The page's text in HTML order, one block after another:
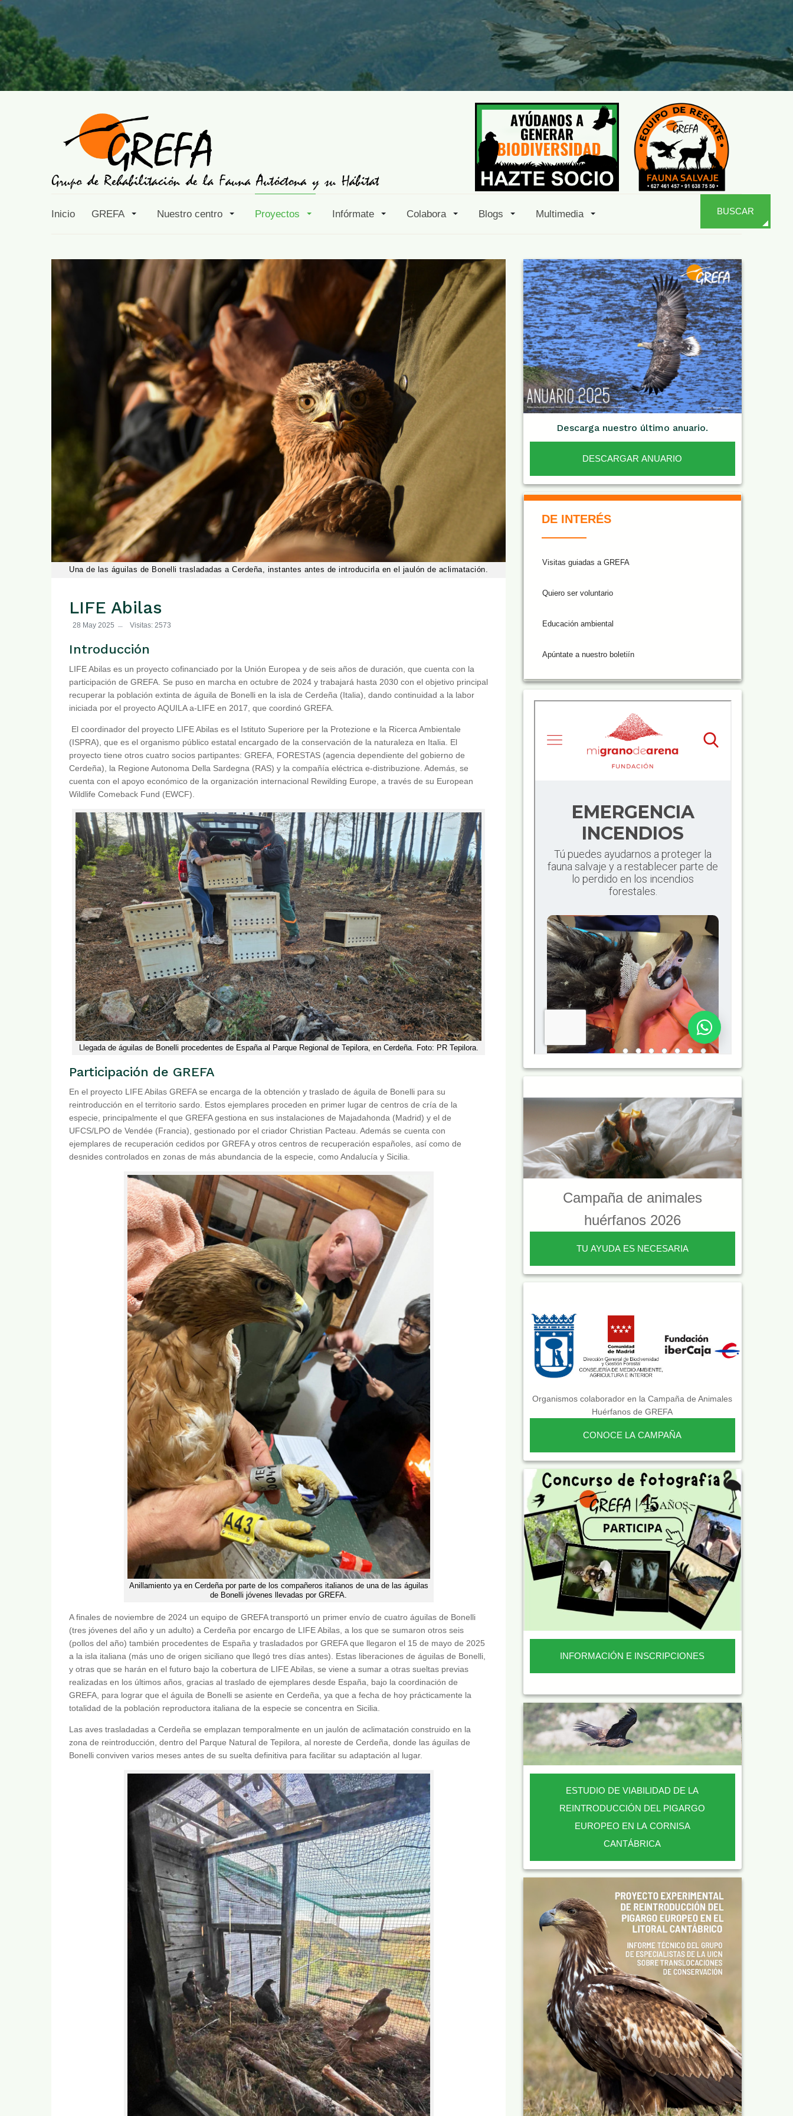
Inicio GREFA Nuestro centro Proyectos Infórmate Colabora Blogs Multimedia BUSCAR
Una de las águilas de Bonelli trasladadas a Cerdeña, instantes antes de introducirla en el jaulón de aclimatación.
LIFE Abilas
28 May 2025 Visitas: 2573
Introducción
LIFE Abilas es un proyecto cofinanciado por la Unión Europea y de seis años de duración, que cuenta con la
participación de GREFA. Se puso en marcha en octubre de 2024 y trabajará hasta 2030 con el objetivo principal
recuperar la población extinta de águila de Bonelli en la isla de Cerdeña (Italia), dando continuidad a la labor
iniciada por el proyecto AQUILA a-LIFE en 2017, que coordinó GREFA.
El coordinador del proyecto LIFE Abilas es el Istituto Superiore per la Protezione e la Ricerca Ambientale
(ISPRA), que es el organismo público estatal encargado de la conservación de la naturaleza en Italia. El
proyecto tiene otros cuatro socios partipantes: GREFA, FORESTAS (agencia dependiente del gobierno de
Cerdeña), la Regione Autonoma Della Sardegna (RAS) y la compañía eléctrica e-distribuzione. Además, se
cuenta con el apoyo económico de la organización internacional Rewilding Europe, a través de su European
Wildlife Comeback Fund (EWCF).
Llegada de águilas de Bonelli procedentes de España al Parque Regional de Tepilora, en Cerdeña. Foto: PR Tepilora.
Participación de GREFA
En el proyecto LIFE Abilas GREFA se encarga de la obtención y traslado de águila de Bonelli para su
reintroducción en el territorio sardo. Estos ejemplares proceden en primer lugar de centros de cría de la
especie, principalmente el que GREFA gestiona en sus instalaciones de Majadahonda (Madrid) y el de
UFCS/LPO de Vendée (Francia), gestionado por el criador Christian Pacteau. Además se cuenta con
ejemplares de recuperación cedidos por GREFA y otros centros de recuperación españoles, así como de
desnides controlados en zonas de más abundancia de la especie, como Andalucía y Sicilia.
Anillamiento ya en Cerdeña por parte de los compañeros italianos de una de las águilas
de Bonelli jóvenes llevadas por GREFA.
A finales de noviembre de 2024 un equipo de GREFA transportó un primer envío de cuatro águilas de Bonelli
(tres jóvenes del año y un adulto) a Cerdeña por encargo de LIFE Abilas, a los que se sumaron otros seis
(pollos del año) también procedentes de España y trasladados por GREFA que llegaron el 15 de mayo de 2025
a la isla italiana (más uno de origen siciliano que llegó tres días antes). Estas liberaciones de águilas de Bonelli,
y otras que se harán en el futuro bajo la cobertura de LIFE Abilas, se viene a sumar a otras sueltas previas
realizadas en los últimos años, gracias al traslado de ejemplares desde España, bajo la coordinación de
GREFA, para lograr que el águila de Bonelli se asiente en Cerdeña, ya que a fecha de hoy prácticamente la
totalidad de la población reproductora italiana de la especie se concentra en Sicilia.
Las aves trasladadas a Cerdeña se emplazan temporalmente en un jaulón de aclimatación construido en la
zona de reintroducción, dentro del Parque Natural de Tepilora, al noreste de Cerdeña, donde las águilas de
Bonelli conviven varios meses antes de su suelta definitiva para facilitar su adaptación al lugar.
Descarga nuestro último anuario.
DESCARGAR ANUARIO
DE INTERÉS
Visitas guiadas a GREFA
Quiero ser voluntario
Educación ambiental
Apúntate a nuestro boletiín
Campaña de animales
huérfanos 2026
TU AYUDA ES NECESARIA
Organismos colaborador en la Campaña de Animales
Huérfanos de GREFA
CONOCE LA CAMPAÑA
INFORMACIÓN E INSCRIPCIONES
ESTUDIO DE VIABILIDAD DE LA
REINTRODUCCIÓN DEL PIGARGO
EUROPEO EN LA CORNISA
CANTÁBRICA